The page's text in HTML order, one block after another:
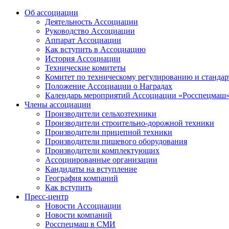
Об ассоциации
Деятельность Ассоциации
Руководство Ассоциации
Аппарат Ассоциации
Как вступить в Ассоциацию
История Ассоциации
Технические комитеты
Комитет по техническому регулированию и
Положение Ассоциации о Наградах
Календарь мероприятий Ассоциации «Росспецмаш»
Члены ассоциации
Производители сельхозтехники
Производители строительно-дорожной техники
Производители прицепной техники
Производители пищевого оборудования
Производители комплектующих
Ассоциированные организации
Кандидаты на вступление
География компаний
Как вступить
Пресс-центр
Новости Ассоциации
Новости компаний
Росспецмаш в СМИ